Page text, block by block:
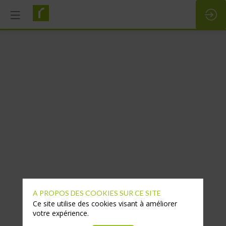
A PROPOS DES COOKIES SUR CE SITE
Ce site utilise des cookies visant à améliorer
votre expérience.